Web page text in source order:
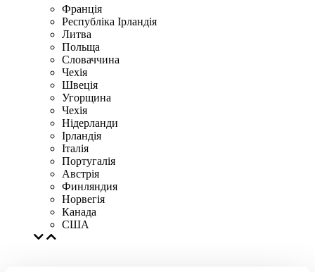
Франція
Республіка Ірландія
Литва
Польща
Словаччина
Чехія
Швецiя
Угорщина
Чехія
Нідерланди
Iрландія
Iталiя
Португалія
Австрія
Финляндия
Норвегія
Канада
США